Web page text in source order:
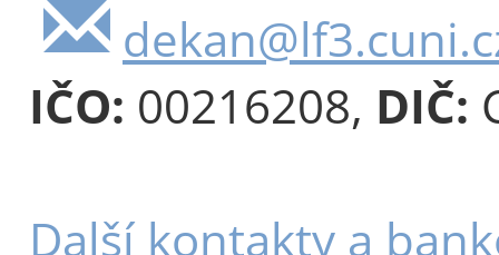
IČO: 00216208, DIČ:
Další kontakty a